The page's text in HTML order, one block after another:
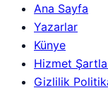
Ana Sayfa
Yazarlar
Künye
Hizmet
Gizlilik